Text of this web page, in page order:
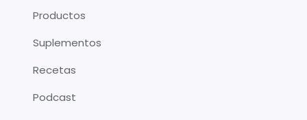
Productos
Suplementos
Recetas
Podcast